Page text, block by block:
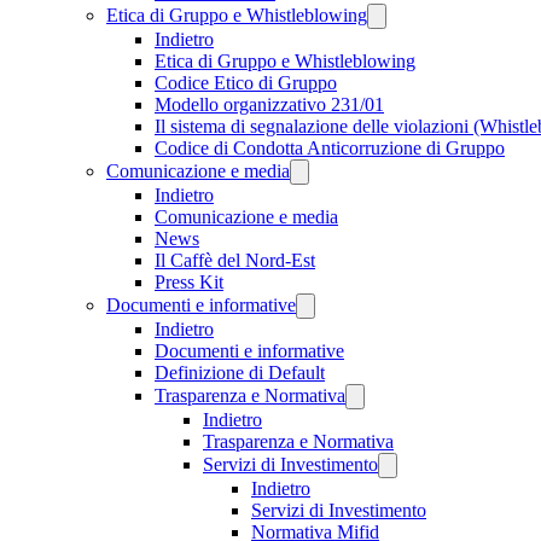
Etica di Gruppo e Whistleblowing
Indietro
Etica di Gruppo e Whistleblowing
Codice Etico di Gruppo
Modello organizzativo 231/01
Il sistema di segnalazione delle violazioni
Codice di Condotta Anticorruzione di Gruppo
Comunicazione e media
Indietro
Comunicazione e media
News
Il Caffè del Nord-Est
Press Kit
Documenti e informative
Indietro
Documenti e informative
Definizione di Default
Trasparenza e Normativa
Indietro
Trasparenza e Normativa
Servizi di Investimento
Indietro
Servizi di Investimento
Normativa Mifid